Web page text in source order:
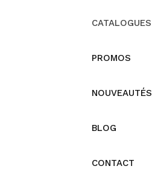
CATALOGUES
PROMOS
NOUVEAUTÉS
BLOG
CONTACT